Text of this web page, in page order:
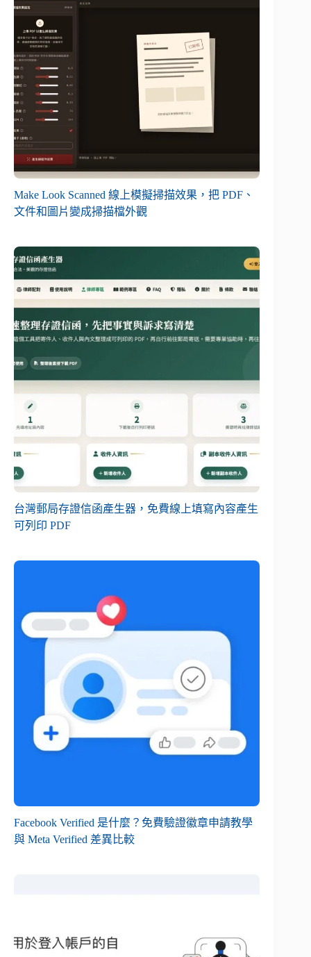
Make Look Scanned 線上模擬掃描效果，把 PDF、
文件和圖片變成掃描檔外觀
台灣郵局存證信函產生器，免費線上填寫內容產生
可列印 PDF
Facebook Verified 是什麼？免費驗證徽章申請教學
與 Meta Verified 差異比較